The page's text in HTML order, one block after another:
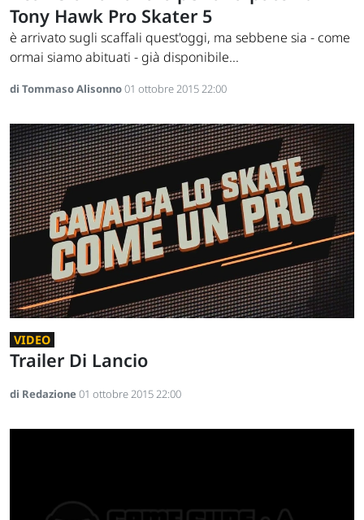
Tony Hawk Pro Skater 5
è arrivato sugli scaffali quest'oggi, ma sebbene sia - come
ormai siamo abituati - già disponibile...
di Tommaso Alisonno01 ottobre 2015 22:00
VIDEO
Trailer Di Lancio
di Redazione01 ottobre 2015 22:00